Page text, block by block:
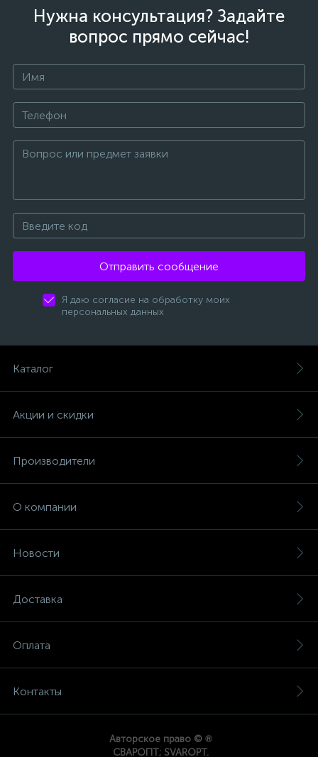
Нужна консультация? Задайте
вопрос прямо сейчас!
Отправить сообщение
Я даю согласие на обработку моих
персональных данных
Каталог
Акции и скидки
Производители
О компании
Новости
Доставка
Оплата
Контакты
Авторское право © ®
СВАРОПТ; SVAROPT.